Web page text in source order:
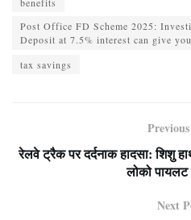
Post Office FD Scheme 2025:
Deposit at 7.5% interest can give
tax savings
रेलवे ट्रैक पर दर्दनाक हादसा: शिशु
लोको पायलट
Next